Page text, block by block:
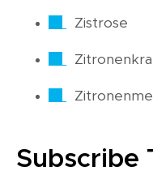
Zistrose
Subscribe